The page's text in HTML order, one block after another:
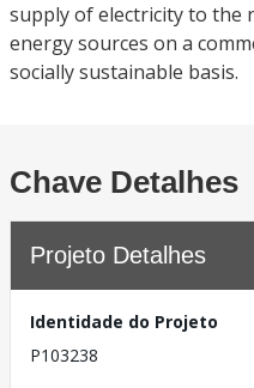
supply of electricity to the
energy sources on a
socially sustainable basis.
Chave Detalhes
Projeto Detalhes
Identidade do Projeto
P103238